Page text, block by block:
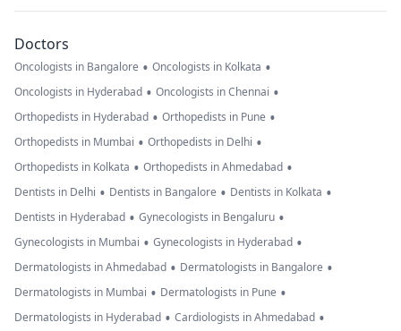
Doctors
Oncologists in Bangalore • Oncologists in Kolkata •
Oncologists in Hyderabad • Oncologists in Chennai •
Orthopedists in Hyderabad • Orthopedists in Pune •
Orthopedists in Mumbai • Orthopedists in Delhi •
Orthopedists in Kolkata • Orthopedists in Ahmedabad •
Dentists in Delhi • Dentists in Bangalore • Dentists in Kolkata •
Dentists in Hyderabad • Gynecologists in Bengaluru •
Gynecologists in Mumbai • Gynecologists in Hyderabad •
Dermatologists in Ahmedabad • Dermatologists in Bangalore •
Dermatologists in Mumbai • Dermatologists in Pune •
Dermatologists in Hyderabad • Cardiologists in Ahmedabad •